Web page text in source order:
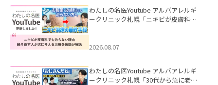
わたしの名医Youtube アルバアレルギ
ークリニック札幌「ニキビが皮膚科で
ました。
2026.08.07
わたしの名医Youtube アルバアレルギ
ークリニック札幌「30代から急に老け